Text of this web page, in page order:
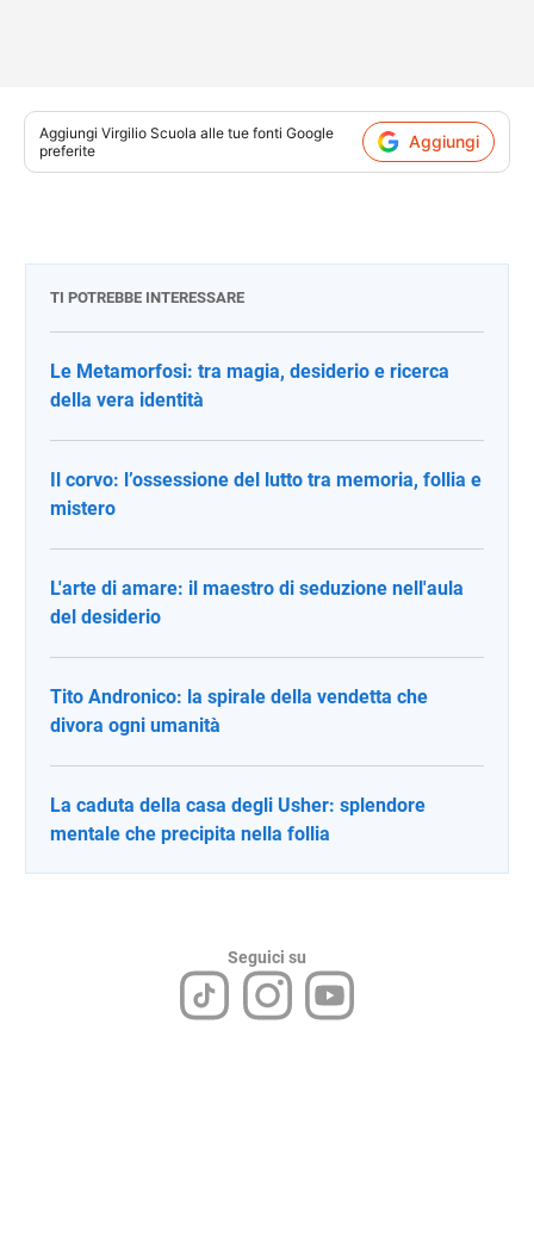
Aggiungi Virgilio Scuola alle tue fonti Google
preferite
Aggiungi
TI POTREBBE INTERESSARE
Le Metamorfosi: tra magia, desiderio e ricerca
della vera identità
Il corvo: l’ossessione del lutto tra memoria, follia e
mistero
L'arte di amare: il maestro di seduzione nell'aula
del desiderio
Tito Andronico: la spirale della vendetta che
divora ogni umanità
La caduta della casa degli Usher: splendore
mentale che precipita nella follia
Seguici su